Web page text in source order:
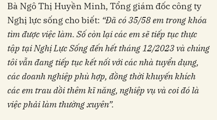
Bà Ngô Thị Huyền Minh, Tổng giám đốc công ty
Nghị lực sống cho biết: “Đã có 35/58 em trong khóa
tìm được việc làm. Số còn lại các em sẽ tiếp tục thực
tập tại Nghị Lực Sống đến hết tháng 12/2023 và chúng
tôi vẫn đang tiếp tục kết nối với các nhà tuyển dụng,
các doanh nghiệp phù hợp, đồng thời khuyến khích
các em trau dồi thêm kĩ năng, nghiệp vụ và coi đó là
việc phải làm thường xuyên”.